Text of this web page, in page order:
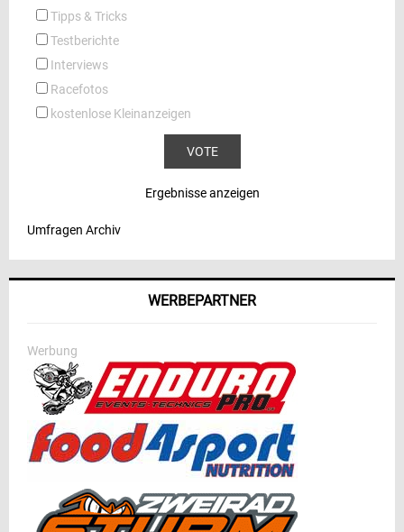
Tipps & Tricks
Testberichte
Interviews
Racefotos
kostenlose Kleinanzeigen
Ergebnisse anzeigen
Umfragen Archiv
WERBEPARTNER
Werbung